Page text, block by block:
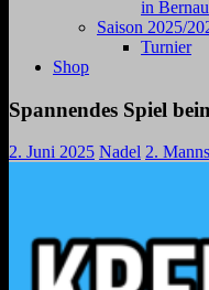
in Bernau
Saison 2025/
Turnier
Shop
Spannendes Spiel
2. Juni 2025 Nadel 2.